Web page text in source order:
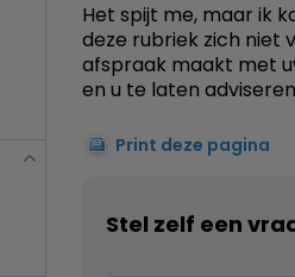
Het spijt me, maar ik
deze rubriek zich niet
afspraak maakt met
en u te laten
Print deze pagina
Stel zelf een